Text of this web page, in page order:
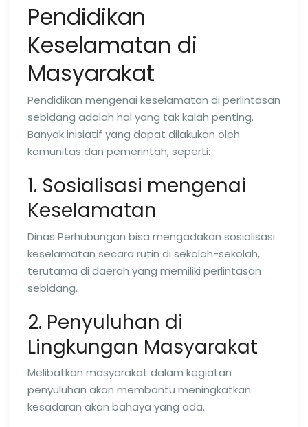
Pendidikan
Keselamatan di
Masyarakat
Pendidikan mengenai keselamatan di perlintasan
sebidang adalah hal yang tak kalah penting.
Banyak inisiatif yang dapat dilakukan oleh
komunitas dan pemerintah, seperti:
1. Sosialisasi mengenai
Keselamatan
Dinas Perhubungan bisa mengadakan sosialisasi
keselamatan secara rutin di sekolah-sekolah,
terutama di daerah yang memiliki perlintasan
sebidang.
2. Penyuluhan di
Lingkungan Masyarakat
Melibatkan masyarakat dalam kegiatan
penyuluhan akan membantu meningkatkan
kesadaran akan bahaya yang ada.